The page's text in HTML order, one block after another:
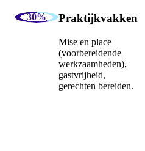
Praktijkvakken
Mise en place
(voorbereidende
werkzaamheden),
gastvrijheid,
gerechten bereiden.